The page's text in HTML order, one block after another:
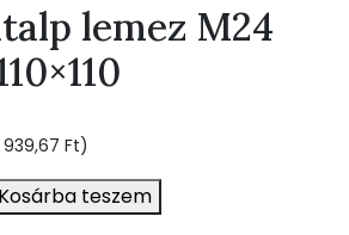
lemez M24
939,67 Ft)
Kosárba teszem